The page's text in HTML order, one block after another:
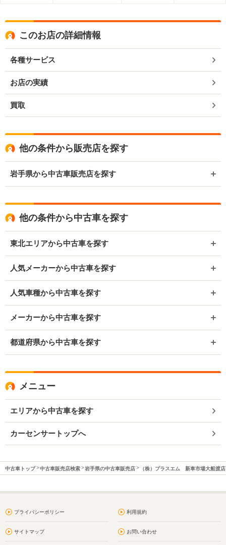
このお店の詳細情報
各種サービス
お店の実績
買取
他の条件から販売店を探す
岩手県から中古車販売店を探す
他の条件から中古車を探す
東北エリアから中古車を探す
人気メーカーから中古車を探す
人気車種から中古車を探す
メーカーから中古車を探す
都道府県から中古車を探す
メニュー
エリアから中古車を探す
カーセンサートップへ
中古車トップ 中古車販売店検索 岩手県の中古車販売店 （株）プラスエム 新車市場大船渡店
プライバシーポリシー 利用規約
サイトマップ お問い合わせ